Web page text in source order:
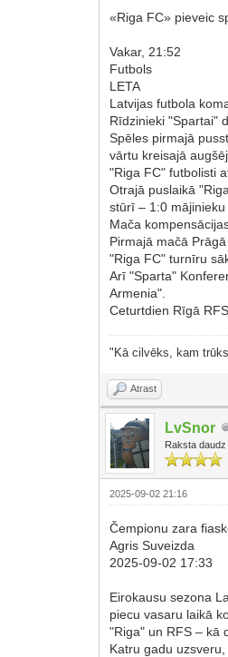
«Riga FC» pieveic
Vakar, 21:52
Futbols
LETA
Latvijas futbola
Rīdzinieki "Spartai"
Spēles pirmajā
vārtu kreisajā
"Riga FC" futbolisti
Otrajā puslaikā
stūrī – 1:0 mājinieku
Mača
Pirmajā mačā
"Riga FC" turnīru
Arī "Sparta"
Armenia".
Ceturtdien Rīgā
"Kā cilvēks, kam
Atrast
LvSnor
Raksta daudz
2025-09-02 21:16
Čempionu zara
Agris Suveizda
2025-09-02 17:33
Eirokausu sezona
piecu vasaru laikā
"Riga" un RFS – kā
Katru gadu